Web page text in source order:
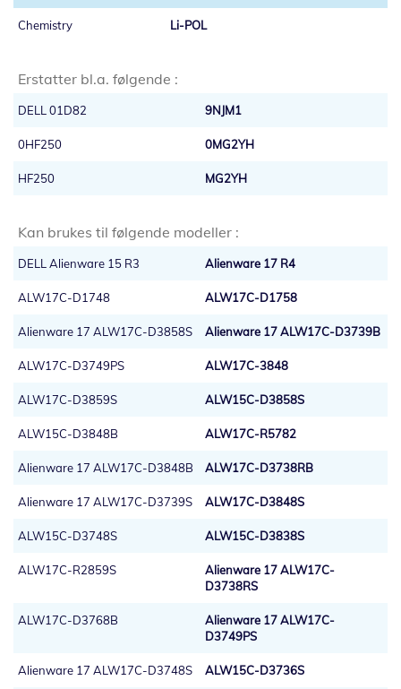
Li-POL
Erstatter bl.a. følgende :
DELL 01D82 9NJM1
0HF250 0MG2YH
HF250 MG2YH
Kan brukes til følgende modeller :
DELL Alienware 15 R3 Alienware 17 R4
ALW17C-D1748 ALW17C-D1758
Alienware 17 ALW17C-D3858S Alienware 17 ALW17C-D3739B
ALW17C-D3749PS ALW17C-3848
ALW17C-D3859S ALW15C-D3858S
ALW15C-D3848B ALW17C-R5782
Alienware 17 ALW17C-D3848B ALW17C-D3738RB
Alienware 17 ALW17C-D3739S ALW17C-D3848S
ALW15C-D3748S ALW15C-D3838S
ALW17C-R2859S
Alienware 17 ALW17C-
D3738RS
ALW17C-D3768B
Alienware 17 ALW17C-
D3749PS
Alienware 17 ALW17C-D3748S ALW15C-D3736S